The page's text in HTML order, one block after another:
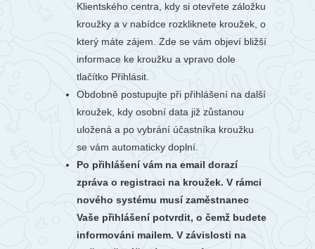
Klientského centra, kdy si otevřete záložku
kroužky a v nabídce rozkliknete kroužek, o
který máte zájem. Zde se vám objeví bližší
informace ke kroužku a vpravo dole
tlačítko Přihlásit.
Obdobně postupujte při přihlášení na další
kroužek, kdy osobní data již zůstanou
uložená a po vybrání účastníka kroužku
se vám automaticky doplní.
Po přihlášení vám na email dorazí
zpráva o registraci na kroužek. V rámci
nového systému musí zaměstnanec
Vaše přihlášení potvrdit, o čemž budete
informováni mailem. V závislosti na